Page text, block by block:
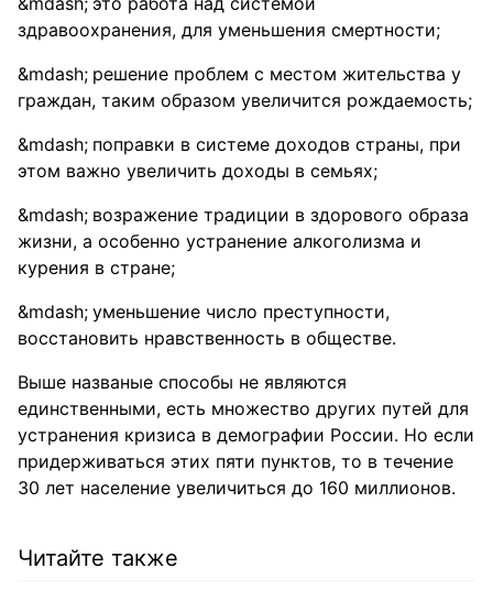
здравоохранения, для уменьшения смертности;
решение проблем с местом жительства у
граждан, таким образом увеличится рождаемость;
поправки в системе доходов страны, при
этом важно увеличить доходы в семьях;
возражение традиции в здорового образа
жизни, а особенно устранение алкоголизма и
курения в стране;
уменьшение число преступности,
восстановить нравственность в обществе.
Выше названые способы не являются
единственными, есть множество других путей для
устранения кризиса в демографии России. Но если
придерживаться этих пяти пунктов, то в течение
30 лет население увеличиться до 160 миллионов.
Читайте также